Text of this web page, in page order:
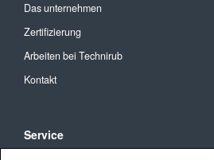
Das unternehmen
Zertifizierung
Arbeiten bei Technirub
Kontakt
Service